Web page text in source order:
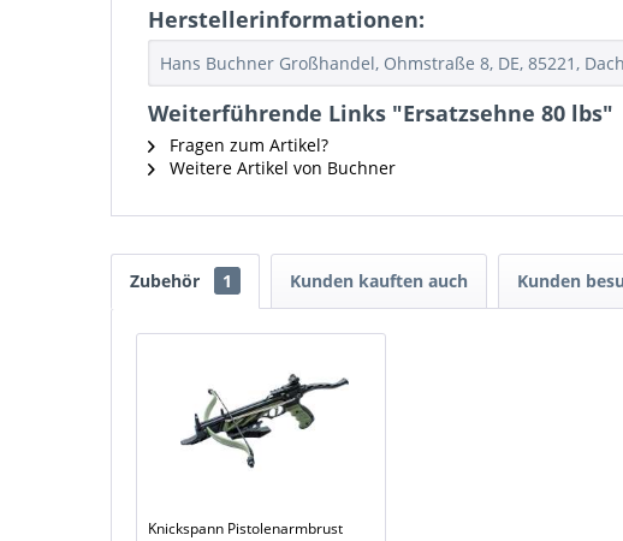
Herstellerinformationen:
Hans Buchner Großhandel, Ohmstraße 8, DE, 85221,
Weiterführende Links "Ersatzsehne 80 lbs"
Fragen zum Artikel?
Weitere Artikel von Buchner
Zubehör 1 Kunden kauften auch Kunden
Knickspann Pistolenarmbrust